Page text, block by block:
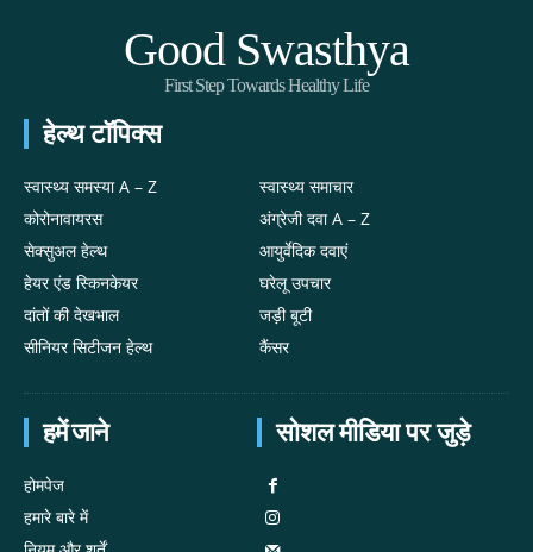
Good Swasthya
First Step Towards Healthy Life
हेल्थ टॉपिक्स
स्वास्थ्य समस्या A – Z
कोरोनावायरस
सेक्सुअल हेल्थ
हेयर एंड स्किनकेयर
दांतों की देखभाल
सीनियर सिटीजन हेल्थ
स्वास्थ्य समाचार
अंग्रेजी दवा A – Z
आयुर्वेदिक दवाएं
घरेलू उपचार
जड़ी बूटी
कैंसर
हमें जाने
होमपेज
हमारे बारे में
सोशल मीडिया पर जुड़े